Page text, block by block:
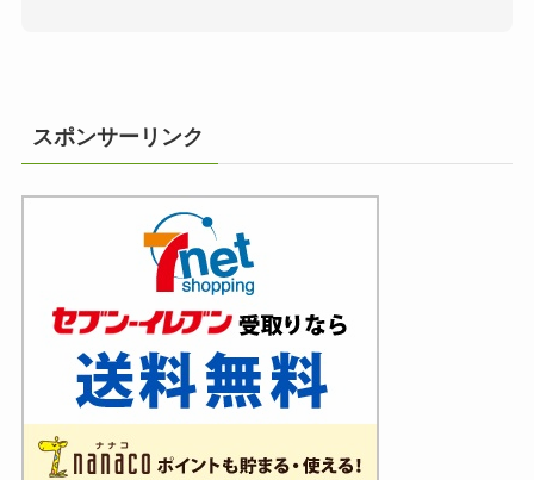
スポンサーリンク